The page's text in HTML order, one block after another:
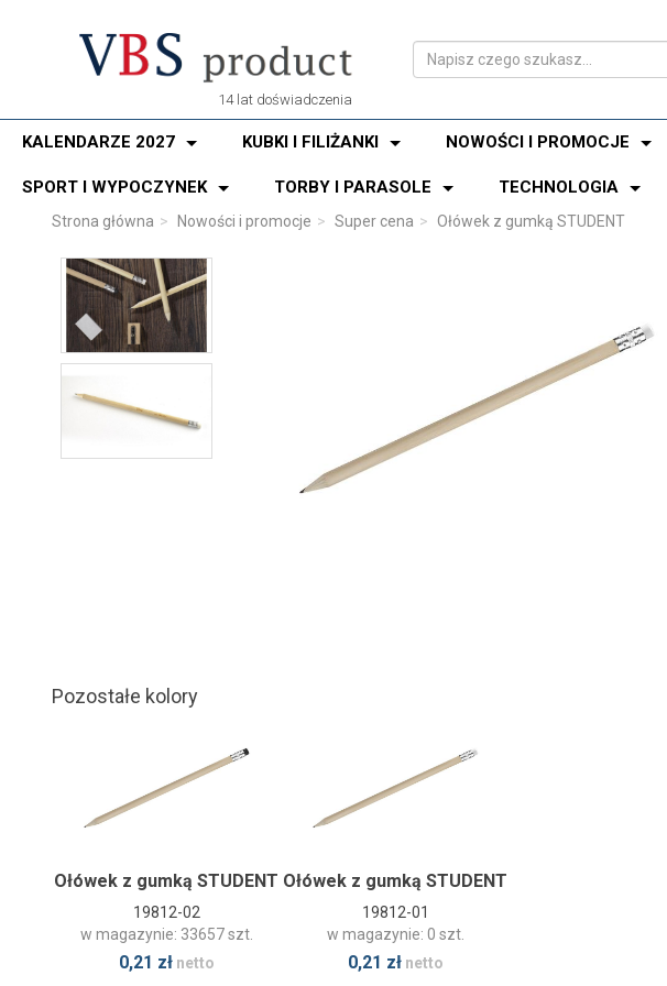
14 lat doświadczenia
KALENDARZE 2027 KUBKI I FILIŻANKI NOWOŚCI I PROMOCJE
SPORT I WYPOCZYNEK TORBY I PARASOLE TECHNOLOGIA
Strona główna Nowości i promocje Super cena Ołówek z gumką STUDENT
Pozostałe kolory
Ołówek z gumką STUDENT
19812-02
w magazynie: 33657 szt.
0,21 złnetto
Ołówek z gumką STUDENT
19812-01
w magazynie: 0 szt.
0,21 złnetto